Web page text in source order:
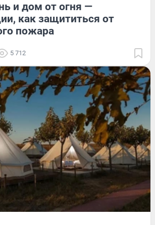
и дом от огня —
как защититься от
пожара
5 712